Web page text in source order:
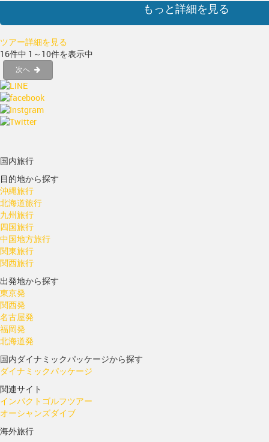
もっと詳細を見る
ツアー詳細を見る
16件中 1～10件を表示中
次へ
国内旅行
目的地から探す
沖縄旅行
北海道旅行
九州旅行
四国旅行
中国地方旅行
関東旅行
関西旅行
出発地から探す
東京発
関西発
名古屋発
福岡発
北海道発
国内ダイナミックパッケージから探す
ダイナミックパッケージ
関連サイト
インパクトゴルフツアー
オーシャンズダイブ
海外旅行